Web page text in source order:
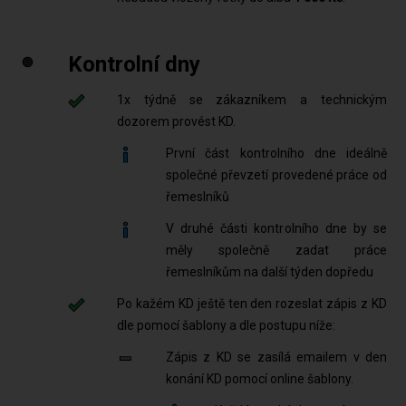
Kontrolní dny
1x týdně se zákazníkem a technickým
dozorem provést KD.
První část kontrolního dne ideálně
společné převzetí provedené práce od
řemeslníků
V druhé části kontrolního dne by se
měly společně zadat práce
řemeslníkům na další týden dopředu
Po kažém KD ještě ten den rozeslat zápis z KD
dle pomocí šablony a dle postupu níže:
Zápis z KD se zasílá emailem v den
konání KD pomocí online šablony.